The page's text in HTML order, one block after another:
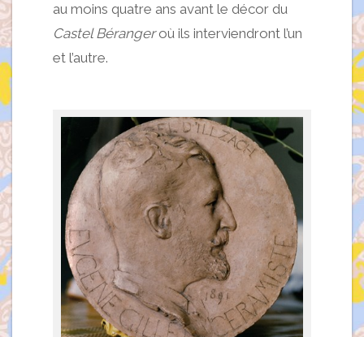
au moins quatre ans avant le décor du
Castel Bérangeroù ils interviendront l’un
et l’autre.